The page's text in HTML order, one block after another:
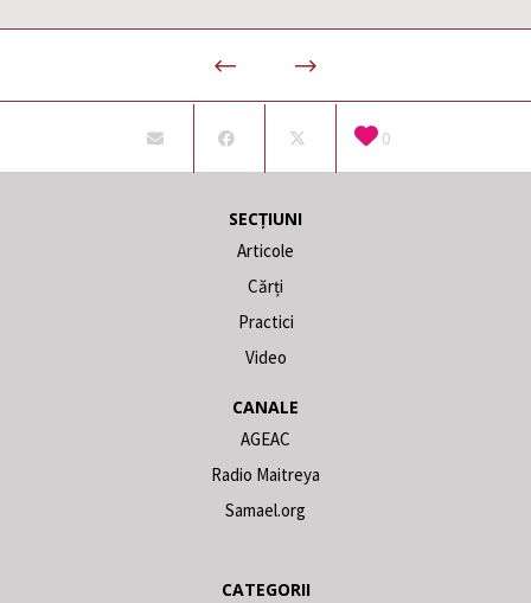
0
SECȚIUNI
Articole
Cărți
Practici
Video
CANALE
AGEAC
Radio Maitreya
Samael.org
CATEGORII